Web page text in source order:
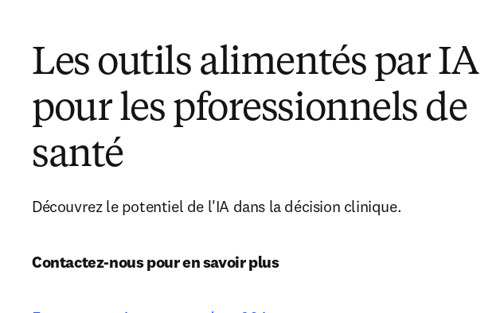
Les outils alimentés par IA
pour les pforessionnels de
santé
Découvrez le potentiel de l'IA dans la décision clinique.
Contactez-nous pour en savoir plus